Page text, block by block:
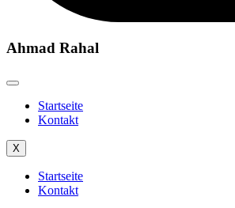
Ahmad Rahal
Startseite
Kontakt
X
Startseite
Kontakt